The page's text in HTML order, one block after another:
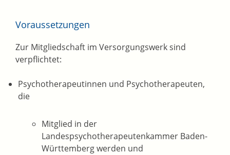
Voraussetzungen
Zur Mitgliedschaft im Versorgungswerk sind
verpflichtet:
Psychotherapeutinnen und Psychotherapeuten,
die
Mitglied in der
Landespsychotherapeutenkammer Baden-
Württemberg werden und